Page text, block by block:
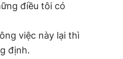
điều tôi có
việc này lại thì
định.